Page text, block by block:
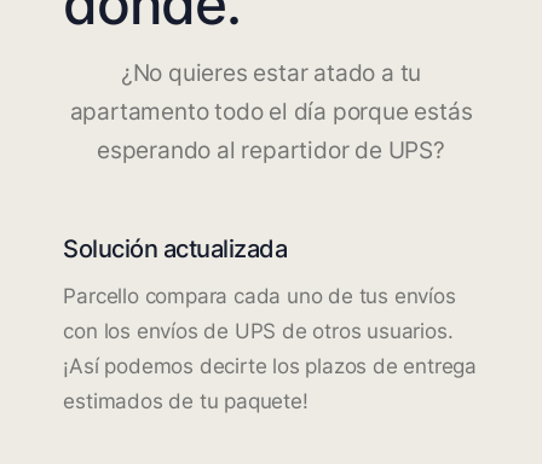
¿No quieres estar atado a tu
apartamento todo el día porque estás
esperando al repartidor de UPS?
Solución actualizada
Parcello compara cada uno de tus envíos
con los envíos de UPS de otros usuarios.
¡Así podemos decirte los plazos de entrega
estimados de tu paquete!